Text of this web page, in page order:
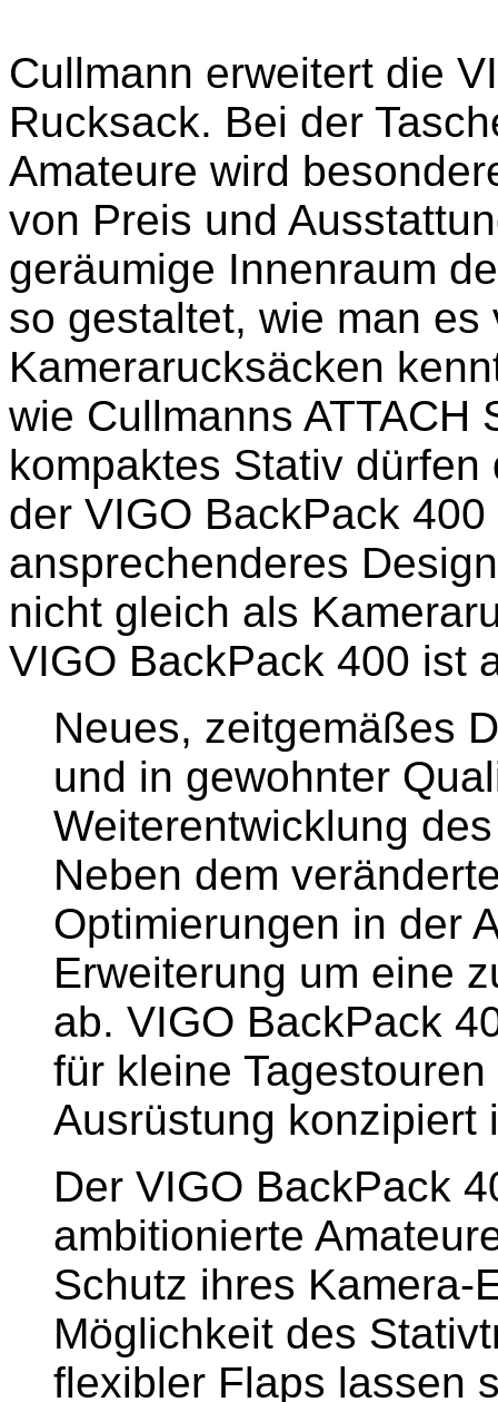
Cullmann erweitert die
Rucksack. Bei der
Amateure wird
von Preis und
geräumige Innenraum
so gestaltet, wie man
Kamerarucksäcken
wie Cullmanns ATTACH
kompaktes Stativ
der VIGO BackPack
ansprechenderes
nicht gleich als
VIGO BackPack 400 ist
Neues, zeitgemäßes
und in gewohnter
Weiterentwicklung
Neben dem
Optimierungen in der
Erweiterung um eine
ab. VIGO BackPack
für kleine
Ausrüstung konzipiert
Der VIGO BackPack
ambitionierte
Schutz ihres Kamera-
Möglichkeit des
flexibler Flaps lassen